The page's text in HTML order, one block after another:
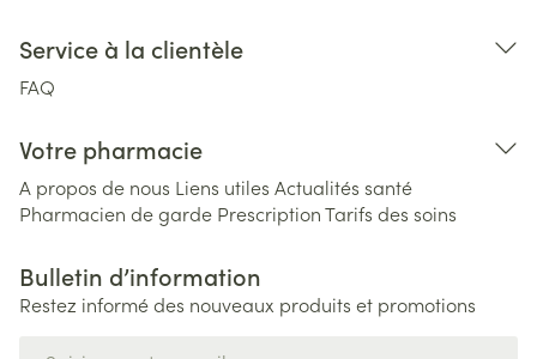
Service à la clientèle
FAQ
Votre pharmacie
A propos de nous Liens utiles Actualités santé
Pharmacien de garde PrescriptionTarifs des soins
Bulletin d’information
Restez informé des nouveaux produits et promotions